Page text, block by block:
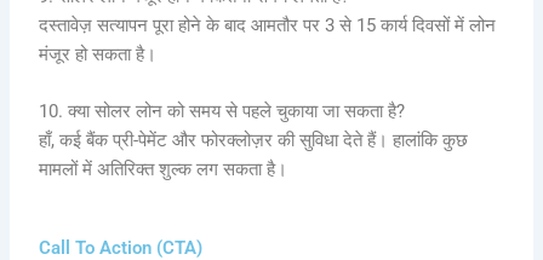
दस्तावेज़ सत्यापन पूरा होने के बाद आमतौर पर 3 से 15 कार्य दिवसों में लोन
मंजूर हो सकता है।
10. क्या सोलर लोन को समय से पहले चुकाया जा सकता है?
हाँ, कई बैंक प्री-पेमेंट और फोरक्लोज़र की सुविधा देते हैं। हालांकि कुछ
मामलों में अतिरिक्त शुल्क लग सकता है।
Call To Action (CTA)